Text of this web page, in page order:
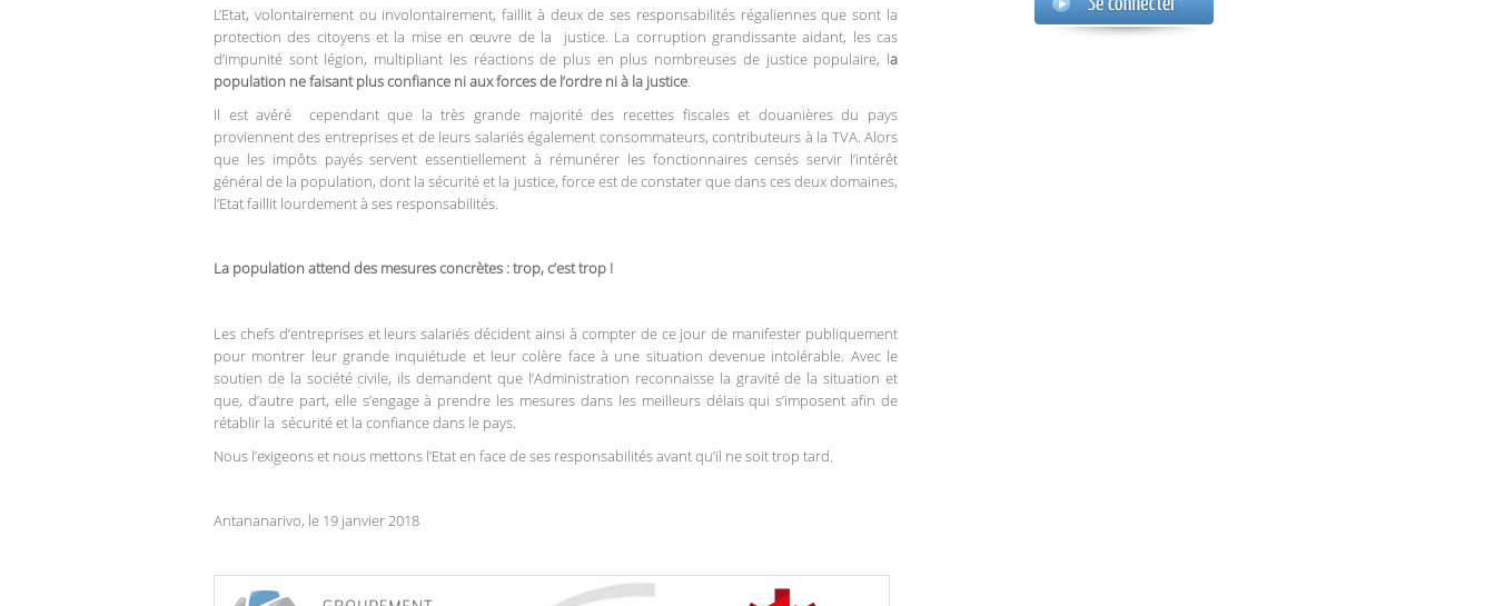
L’Etat, volontairement ou involontairement, faillit à deux de ses responsabilités régaliennes que sont la
protection des citoyens et la mise en œuvre de la justice. La corruption grandissante aidant, les cas
d’impunité sont légion, multipliant les réactions de plus en plus nombreuses de justice populaire, la
population ne faisant plus confiance ni aux forces de l’ordre ni à la justice.
Il est avéré cependant que la très grande majorité des recettes fiscales et douanières du pays
proviennent des entreprises et de leurs salariés également consommateurs, contributeurs à la TVA. Alors
que les impôts payés servent essentiellement à rémunérer les fonctionnaires censés servir l’intérêt
général de la population, dont la sécurité et la justice, force est de constater que dans ces deux domaines,
l’Etat faillit lourdement à ses responsabilités.
La population attend des mesures concrètes : trop, c’est trop !
Les chefs d’entreprises et leurs salariés décident ainsi à compter de ce jour de manifester publiquement
pour montrer leur grande inquiétude et leur colère face à une situation devenue intolérable. Avec le
soutien de la société civile, ils demandent que l’Administration reconnaisse la gravité de la situation et
que, d’autre part, elle s’engage à prendre les mesures dans les meilleurs délais qui s’imposent afin de
rétablir la sécurité et la confiance dans le pays.
Nous l’exigeons et nous mettons l’Etat en face de ses responsabilités avant qu’il ne soit trop tard.
Antananarivo, le 19 janvier 2018